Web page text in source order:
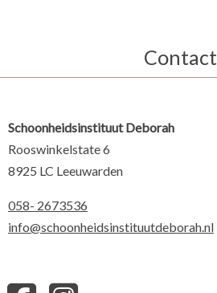
Contact
Schoonheidsinstituut Deborah
Rooswinkelstate 6
8925 LC Leeuwarden
058- 2673536
info@schoonheidsinstituutdeborah.nl